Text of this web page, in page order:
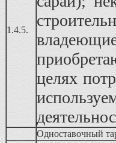
1.4.5.
целях
Одноставочный